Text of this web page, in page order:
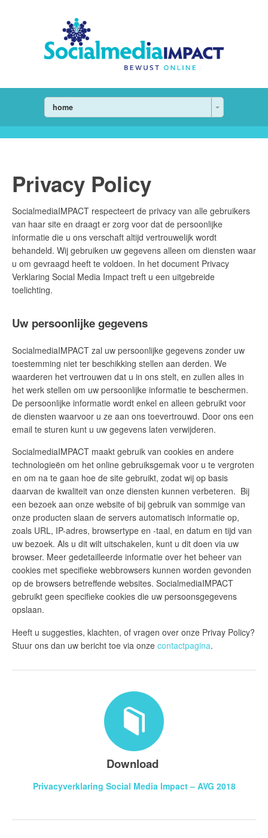
home
Privacy Policy
SocialmediaIMPACT respecteert de privacy van alle gebruikers
van haar site en draagt er zorg voor dat de persoonlijke
informatie die u ons verschaft altijd vertrouwelijk wordt
behandeld. Wij gebruiken uw gegevens alleen om diensten waar
u om gevraagd heeft te voldoen. In het document Privacy
Verklaring Social Media Impact treft u een uitgebreide
toelichting.
Uw persoonlijke gegevens
SocialmediaIMPACT zal uw persoonlijke gegevens zonder uw
toestemming niet ter beschikking stellen aan derden. We
waarderen het vertrouwen dat u in ons stelt, en zullen alles in
het werk stellen om uw persoonlijke informatie te beschermen.
De persoonlijke informatie wordt enkel en alleen gebruikt voor
de diensten waarvoor u ze aan ons toevertrouwd. Door ons een
email te sturen kunt u uw gegevens laten verwijderen.
SocialmediaIMPACT maakt gebruik van cookies en andere
technologieën om het online gebruiksgemak voor u te vergroten
en om na te gaan hoe de site gebruikt, zodat wij op basis
daarvan de kwaliteit van onze diensten kunnen verbeteren. Bij
een bezoek aan onze website of bij gebruik van sommige van
onze producten slaan de servers automatisch informatie op,
zoals URL, IP-adres, browsertype en -taal, en datum en tijd van
uw bezoek. Als u dit wilt uitschakelen, kunt u dit doen via uw
browser. Meer gedetailleerde informatie over het beheer van
cookies met specifieke webbrowsers kunnen worden gevonden
op de browsers betreffende websites. SocialmediaIMPACT
gebruikt geen specifieke cookies die uw persoonsgegevens
opslaan.
Heeft u suggesties, klachten, of vragen over onze Privay Policy?
Stuur ons dan uw bericht toe via onze contactpagina.
Download
Privacyverklaring Social Media Impact – AVG 2018